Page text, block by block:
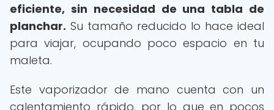
eficiente, sin necesidad de una tabla de
planchar. Su tamaño reducido lo hace ideal
para viajar, ocupando poco espacio en tu
maleta.
Este vaporizador de mano cuenta con un
calentamiento rápido, por lo que en pocos